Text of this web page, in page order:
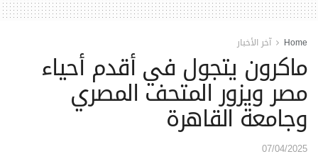
Home آخر الأخبار
ماكرون يتجول في أقدم أحياء
مصر ويزور المتحف المصري
وجامعة القاهرة
07/04/2025